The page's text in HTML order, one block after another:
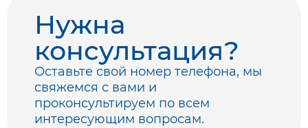
Нужна
консультация?
Оставьте свой номер телефона, мы
свяжемся с вами и
проконсультируем по всем
интересующим вопросам.